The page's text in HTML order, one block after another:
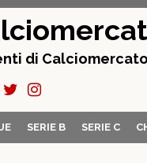
di Calciomercato
SERIE B SERIE C